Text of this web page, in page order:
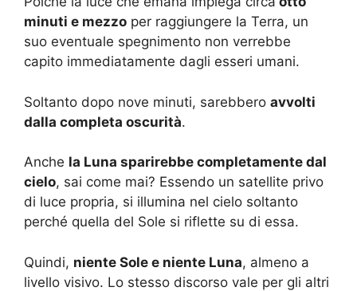
minuti e mezzo per raggiungere la Terra, un
suo eventuale spegnimento non verrebbe
capito immediatamente dagli esseri umani.
Soltanto dopo nove minuti, sarebbero avvolti
dalla completa oscurità.
Anche la Luna sparirebbe completamente dal
cielo, sai come mai? Essendo un satellite privo
di luce propria, si illumina nel cielo soltanto
perché quella del Sole si riflette su di essa.
Quindi, niente Sole e niente Luna, almeno a
livello visivo. Lo stesso discorso vale per gli altri